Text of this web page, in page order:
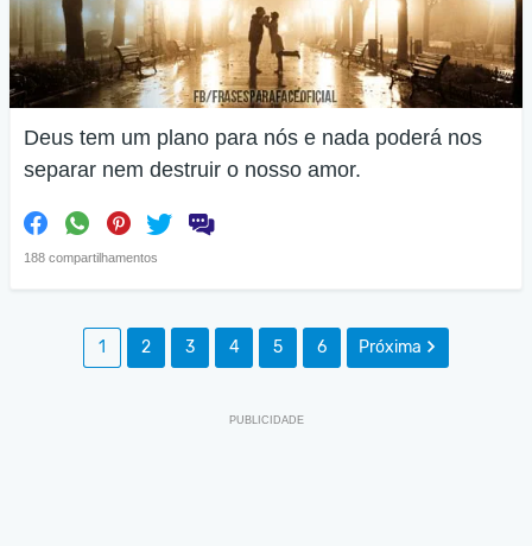
Deus tem um plano para nós e nada poderá nos
separar nem destruir o nosso amor.
188 compartilhamentos
1 2 3 4 5 6 Próxima